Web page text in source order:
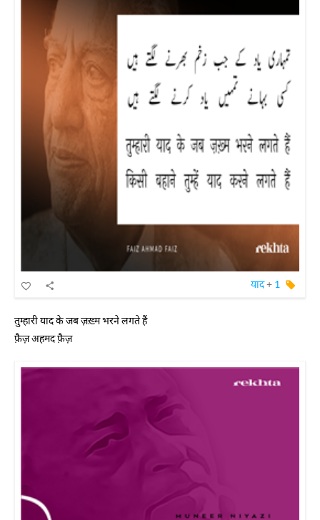
याद+ 1
तुम्हारी याद के जब ज़ख़्म भरने लगते हैं
फ़ैज़ अहमद फ़ैज़